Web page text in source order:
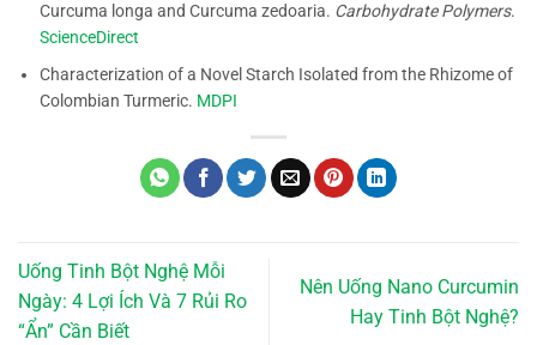
Curcuma longa and Curcuma zedoaria. Carbohydrate Polymers.
ScienceDirect
Characterization of a Novel Starch Isolated from the Rhizome of
Colombian Turmeric. MDPI
Uống Tinh Bột Nghệ Mỗi
Ngày: 4 Lợi Ích Và 7 Rủi Ro
“Ẩn” Cần Biết
Nên Uống Nano Curcumin
Hay Tinh Bột Nghệ?